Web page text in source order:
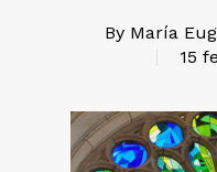
By María
15